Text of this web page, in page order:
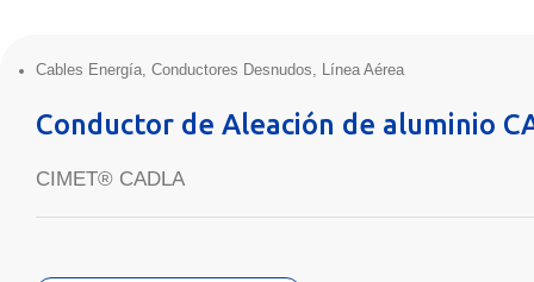
Cables Energía, Conductores Desnudos, Línea Aérea
Conductor de Aleación de aluminio
CIMET® CADLA